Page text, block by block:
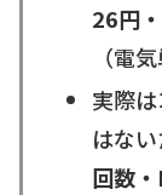
26円
（電
実際
はない
回数